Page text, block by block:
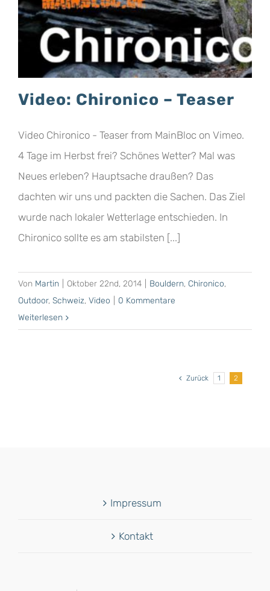
Video: Chironico – Teaser
Video Chironico - Teaser from MainBloc on Vimeo.
4 Tage im Herbst frei? Schönes Wetter? Mal was
Neues erleben? Hauptsache draußen? Das
dachten wir uns und packten die Sachen. Das Ziel
wurde nach lokaler Wetterlage entschieden. In
Chironico sollte es am stabilsten [...]
Von Martin Oktober 22nd, 2014 Bouldern, Chironico,
Outdoor, Schweiz, Video
0 Kommentare
Weiterlesen
Zurück 1 2
Impressum
Kontakt